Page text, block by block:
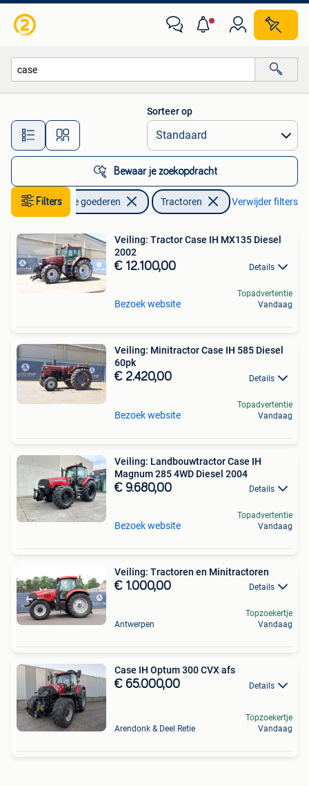
Alle afstanden…
Sorteer op
Bewaar je zoekopdracht
Filters
Zakelijke goederen Tractoren Verwijder filters
Veiling: Tractor Case IH MX135 Diesel
2002
€ 12.100,00 Details
Bezoek website
Topadvertentie
Vandaag
Veiling: Minitractor Case IH 585 Diesel
60pk
€ 2.420,00 Details
Bezoek website
Topadvertentie
Vandaag
Veiling: Landbouwtractor Case IH
Magnum 285 4WD Diesel 2004
€ 9.680,00 Details
Bezoek website
Topadvertentie
Vandaag
Veiling: Tractoren en Minitractoren
€ 1.000,00 Details
Antwerpen
Topzoekertje
Vandaag
Case IH Optum 300 CVX afs
€ 65.000,00 Details
Arendonk & Deel Retie
Topzoekertje
Vandaag